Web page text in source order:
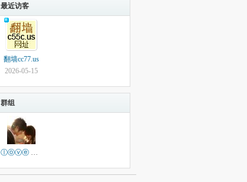
最近访客
翻墙cc77.us
2026-05-15
群组
ⓛⓞⓥⓔ 【下雨天】